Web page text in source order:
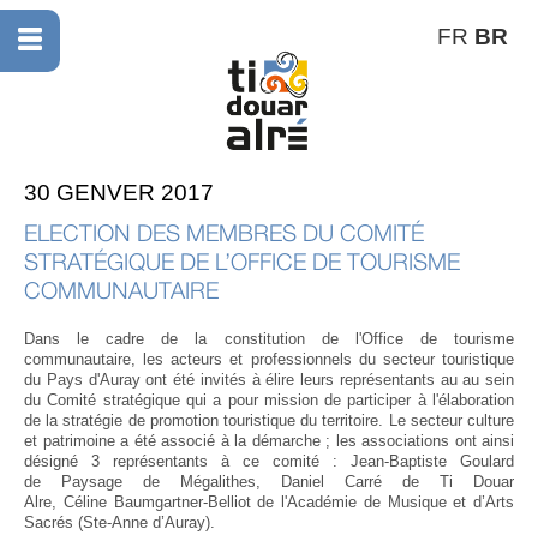
FR BR
30 GENVER 2017
ELECTION DES MEMBRES DU COMITÉ
STRATÉGIQUE DE L’OFFICE DE TOURISME
COMMUNAUTAIRE
Dans le cadre de la constitution de l'Office de tourisme
communautaire, les acteurs et professionnels du secteur touristique
du Pays d'Auray ont été invités à élire leurs représentants au au sein
du Comité stratégique qui a pour mission de participer à l'élaboration
de la stratégie de promotion touristique du territoire. Le secteur culture
et patrimoine a été associé à la démarche ; les associations ont ainsi
désigné 3 représentants à ce comité : Jean-Baptiste Goulard
de Paysage de Mégalithes, Daniel Carré de Ti Douar
Alre, Céline Baumgartner-Belliot de l'Académie de Musique et d’Arts
Sacrés (Ste-Anne d’Auray).